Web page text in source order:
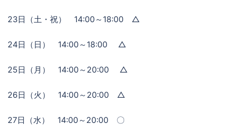
23日（土・祝） 14:00～18:00 △
24日（日） 14:00～18:00 △
25日（月） 14:00～20:00 △
26日（火） 14:00～20:00 △
27日（水） 14:00～20:00 〇